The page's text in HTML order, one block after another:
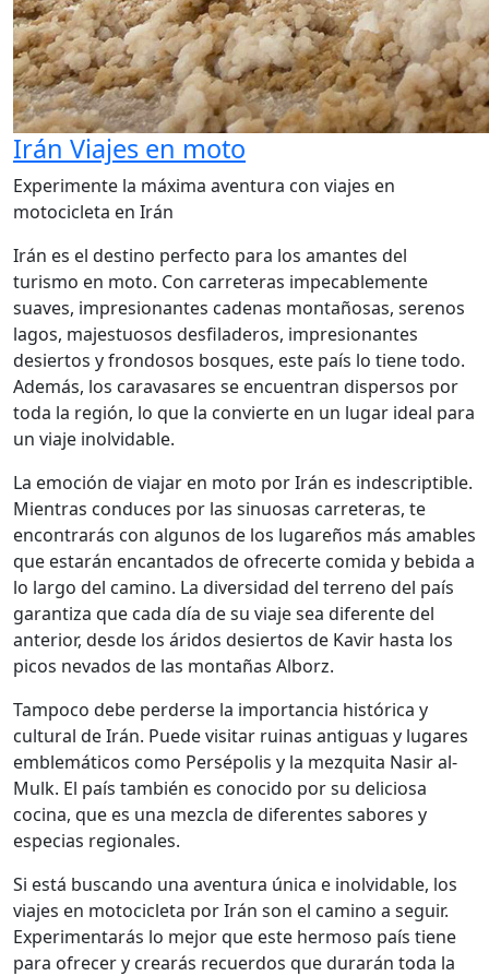
Irán Viajes en moto
Experimente la máxima aventura con viajes en
motocicleta en Irán
Irán es el destino perfecto para los amantes del
turismo en moto. Con carreteras impecablemente
suaves, impresionantes cadenas montañosas, serenos
lagos, majestuosos desfiladeros, impresionantes
desiertos y frondosos bosques, este país lo tiene todo.
Además, los caravasares se encuentran dispersos por
toda la región, lo que la convierte en un lugar ideal para
un viaje inolvidable.
La emoción de viajar en moto por Irán es indescriptible.
Mientras conduces por las sinuosas carreteras, te
encontrarás con algunos de los lugareños más amables
que estarán encantados de ofrecerte comida y bebida a
lo largo del camino. La diversidad del terreno del país
garantiza que cada día de su viaje sea diferente del
anterior, desde los áridos desiertos de Kavir hasta los
picos nevados de las montañas Alborz.
Tampoco debe perderse la importancia histórica y
cultural de Irán. Puede visitar ruinas antiguas y lugares
emblemáticos como Persépolis y la mezquita Nasir al-
Mulk. El país también es conocido por su deliciosa
cocina, que es una mezcla de diferentes sabores y
especias regionales.
Si está buscando una aventura única e inolvidable, los
viajes en motocicleta por Irán son el camino a seguir.
Experimentarás lo mejor que este hermoso país tiene
para ofrecer y crearás recuerdos que durarán toda la